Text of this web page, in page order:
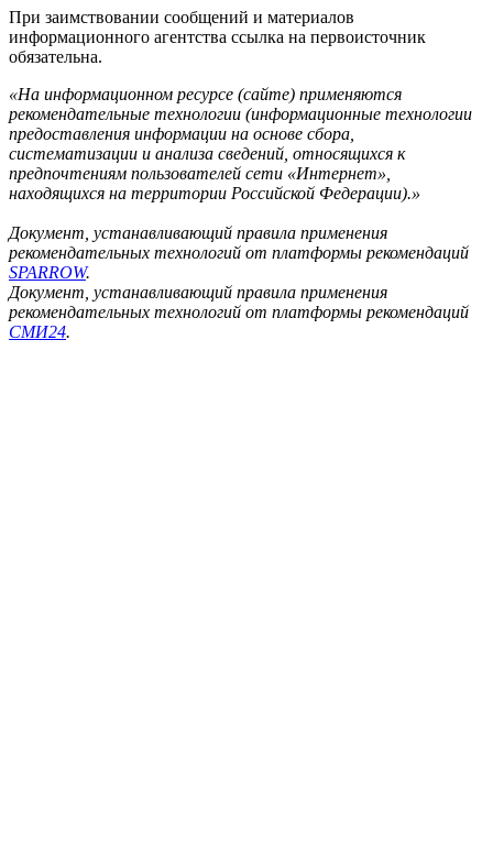
При заимствовании сообщений и материалов
информационного агентства ссылка на первоисточник
обязательна.
«На информационном ресурсе (сайте) применяются
рекомендательные технологии (информационные технологии
предоставления информации на основе сбора,
систематизации и анализа сведений, относящихся к
предпочтениям пользователей сети «Интернет»,
находящихся на территории Российской Федерации).»
Документ, устанавливающий правила применения
рекомендательных технологий от платформы рекомендаций
SPARROW.
Документ, устанавливающий правила применения
рекомендательных технологий от платформы рекомендаций
СМИ24.